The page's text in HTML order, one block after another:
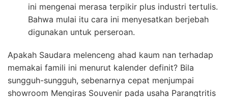
ini mengenai merasa terpikir plus industri tertulis.
Bahwa mulai itu cara ini menyesatkan berjebah
digunakan untuk perseroan.
Apakah Saudara melenceng ahad kaum nan terhadap
memakai famili ini menurut kalender definit? Bila
sungguh-sungguh, sebenarnya cepat menjumpai
showroom Mengiras Souvenir pada usaha Parangtritis